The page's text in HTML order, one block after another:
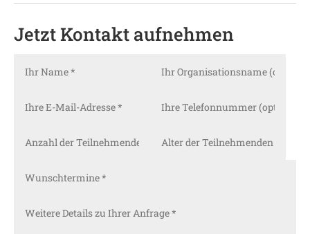
Jetzt Kontakt aufnehmen